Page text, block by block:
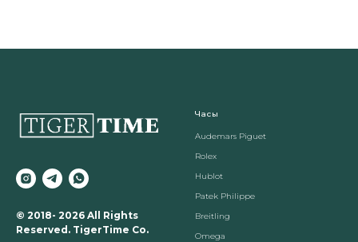
© 2018- 2026 All Rights
Reserved. TigerTime Co.
Часы
Audemars Piguet
Rolex
Hublot
Patek Philippe
Breitling
Omega